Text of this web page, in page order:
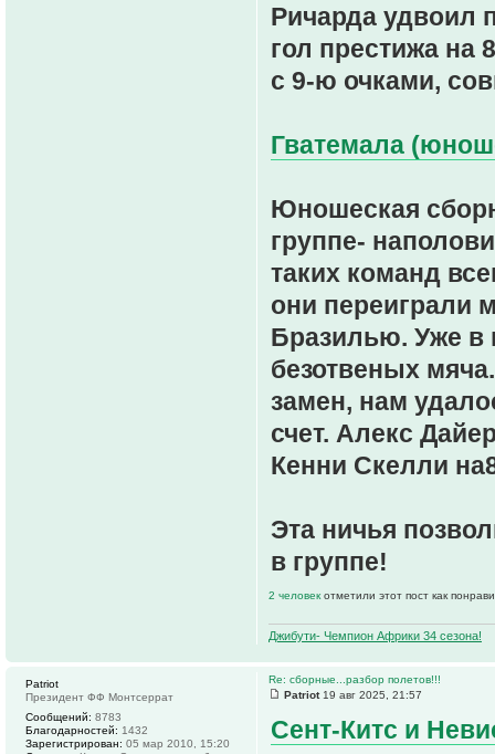
Ричарда удвоил
гол престижа на
с 9-ю очками,
Гватемала
Юношеская
группе-
таких команд
они переиграли
Бразилью. Уже в
безотвеных
замен, нам
счет. Алекс
Кенни Скелли
Эта ничья
в группе!
2 человек отметили этот пост как
Джибути- Чемпион Африки 34 сезона!
Re: сборные...разбор полетов!!!
Patriot19 авг 2025, 21:57
Сент-Китс и
Patriot
Президент ФФ Монтсеррат
Сообщений: 8783
Благодарностей: 1432
Зарегистрирован: 05 мар 2010, 15:20